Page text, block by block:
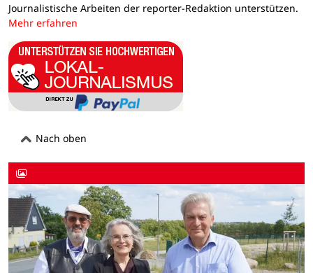
Journalistische Arbeiten der reporter-Redaktion unterstützen.
Mehr erfahren
Nach oben